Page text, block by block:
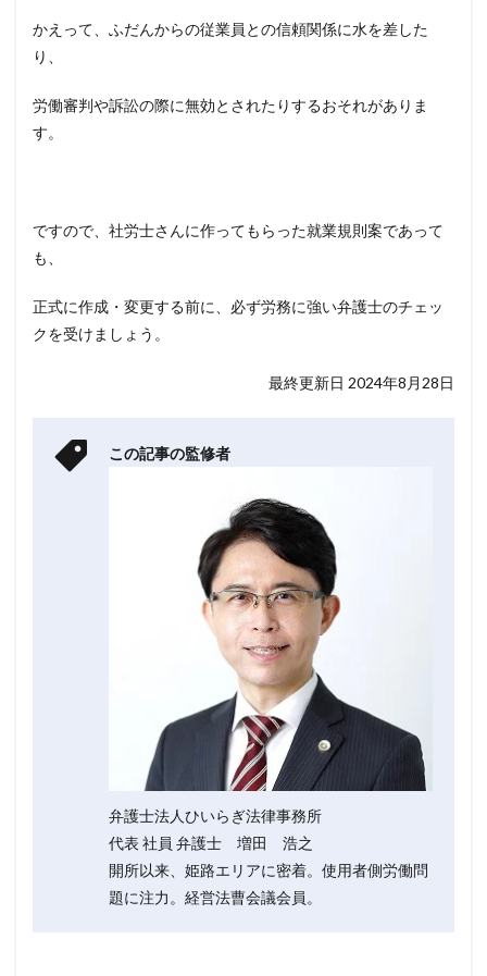
かえって、ふだんからの従業員との信頼関係に水を差した
り、
労働審判や訴訟の際に無効とされたりするおそれがありま
す。
ですので、社労士さんに作ってもらった就業規則案であって
も、
正式に作成・変更する前に、必ず労務に強い弁護士のチェッ
クを受けましょう。
最終更新日 2024年8月28日
この記事の監修者
弁護士法人ひいらぎ法律事務所
代表 社員 弁護士 増田 浩之
開所以来、姫路エリアに密着。使用者側労働問
題に注力。経営法曹会議会員。